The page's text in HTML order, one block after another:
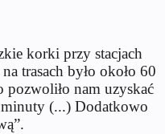
korki przy stacjach
trasach było około 60
pozwoliło nam uzyskać
(...) Dodatkowo